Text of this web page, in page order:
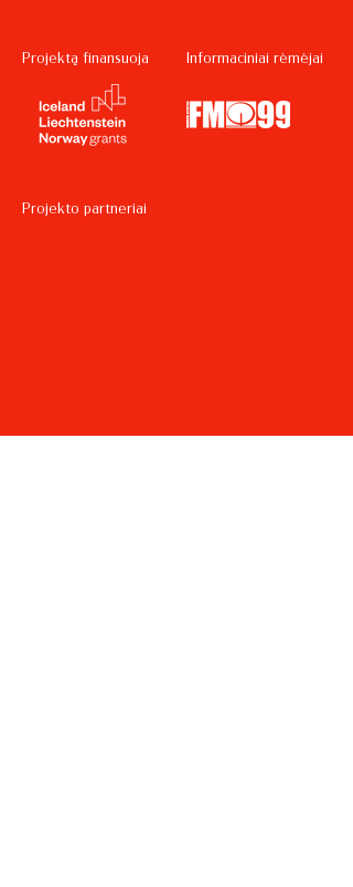
Projektą finansuoja Informaciniai rėmėjai
Projekto partneriai